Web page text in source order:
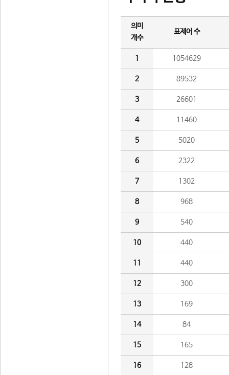
의미
개수
표제어 수
1 1054629
2 89532
3 26601
4 11460
5 5020
6 2322
7 1302
8 968
9 540
10 440
11 440
12 300
13 169
14 84
15 165
16 128